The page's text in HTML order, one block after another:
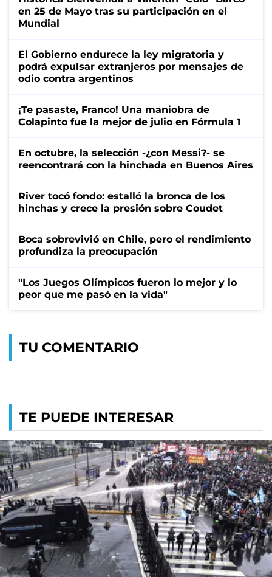
en 25 de Mayo tras su participación en el
Mundial
El Gobierno endurece la ley migratoria y
podrá expulsar extranjeros por mensajes de
odio contra argentinos
¡Te pasaste, Franco! Una maniobra de
Colapinto fue la mejor de julio en Fórmula 1
En octubre, la selección -¿con Messi?- se
reencontrará con la hinchada en Buenos Aires
River tocó fondo: estalló la bronca de los
hinchas y crece la presión sobre Coudet
Boca sobrevivió en Chile, pero el rendimiento
profundiza la preocupación
"Los Juegos Olímpicos fueron lo mejor y lo
peor que me pasó en la vida"
TU COMENTARIO
TE PUEDE INTERESAR